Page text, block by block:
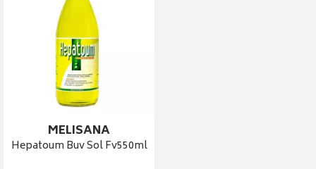
MELISANA
Hepatoum Buv Sol Fv550ml